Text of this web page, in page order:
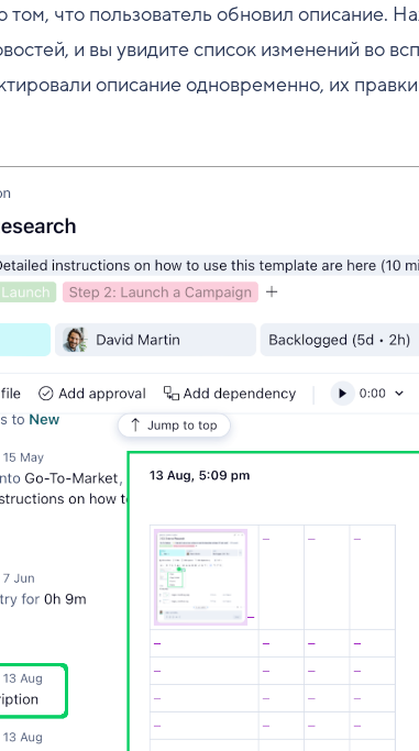
том, что пользователь обновил описание.
и вы увидите список изменений во
описание одновременно, их